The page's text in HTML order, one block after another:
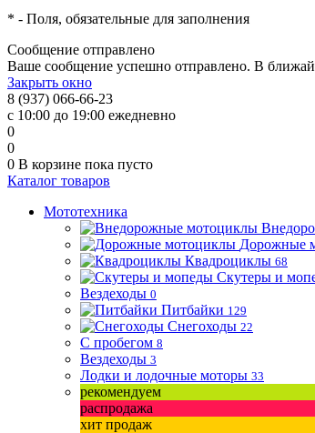
* - Поля, обязательные для заполнения
Сообщение отправлено
Ваше сообщение успешно отправлено. В
Закрыть окно
8 (937) 066-66-23
с 10:00 до 19:00 ежедневно
0
0
0 В корзине пока пусто
Каталог товаров
Мототехника
Дорожные
Квадроциклы 68
Скутеры и
Вездеходы 0
Питбайки 129
Снегоходы 22
С пробегом 8
Вездеходы 3
Лодки и лодочные моторы 33
рекомендуем
распродажа
хит продаж